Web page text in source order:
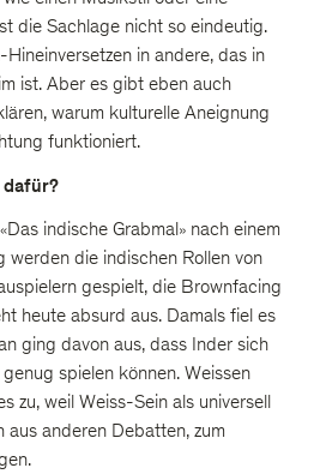
die Sachlage nicht so eindeutig.
in andere, das in
ist. Aber es gibt eben auch
warum kulturelle Aneignung
funktioniert.
dafür?
indische Grabmal» nach einem
werden die indischen Rollen von
gespielt, die Brownfacing
heute absurd aus. Damals fiel es
ging davon aus, dass Inder sich
spielen können. Weissen
zu, weil Weiss-Sein als universell
aus anderen Debatten, zum